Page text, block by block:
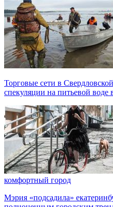
Торговые сети в
спекуляции на питьевой воде
комфортный город
Мэрия «подсадила»